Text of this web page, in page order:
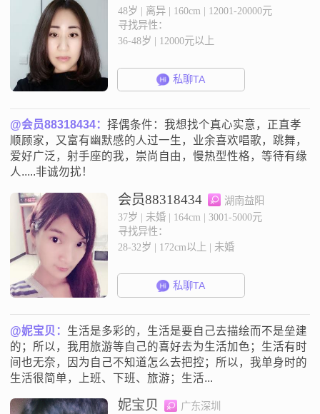
48岁 | 离异 | 160cm | 12001-20000元
寻找异性：
36-48岁 | 12000元以上
私聊TA
@会员88318434：择偶条件：我想找个真心实意，正直孝
顺顾家，又富有幽默感的人过一生，业余喜欢唱歌，跳舞，
爱好广泛，射手座的我，崇尚自由，慢热型性格，等待有缘
人.....非诚勿扰！
会员88318434
湖南益阳
37岁 | 未婚 | 164cm | 3001-5000元
寻找异性：
28-32岁 | 172cm以上 | 未婚
私聊TA
@妮宝贝： 生活是多彩的，生活是要自己去描绘而不是垒建
的；所以，我用旅游等自己的喜好去为生活加色；生活有时
间也无奈，因为自己不知道怎么去把控；所以，我单身时的
生活很简单，上班、下班、旅游；生活...
妮宝贝
广东深圳